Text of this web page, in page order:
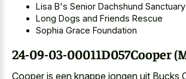
Lisa B's Senior Dachshund Sanctuary
Long Dogs and Friends Rescue
Sophia Grace Foundation
24-09-03-00011D057Cooper
Cooper is een knappe jongen uit Bucks